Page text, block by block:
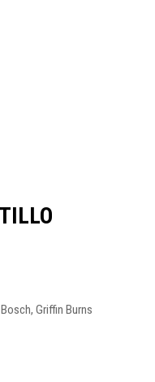
, Griffin Burns